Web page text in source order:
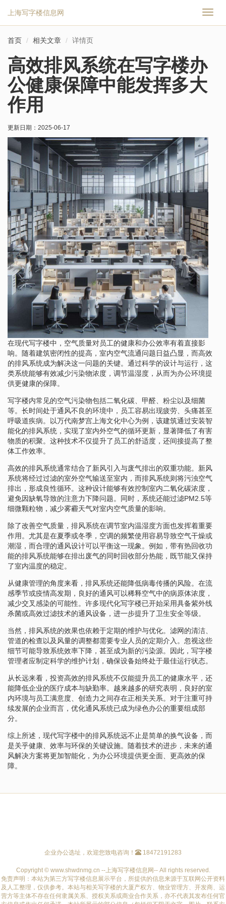
切
上海写字楼信息网
首页 相关文章 详情页
高效排风系统在写字楼办
公健康保障中能发挥多大
作用
更新日期： 2025-06-17
在现代写字楼中，空气质量对员工的健康和办公效率有着直接影
响。随着建筑密闭性的提高，室内空气流通问题日益凸显，而高效
的排风系统成为解决这一问题的关键。通过科学的设计与运行，这
类系统能够有效减少污染物浓度，调节温湿度，从而为办公环境提
供更健康的保障。
写字楼内常见的空气污染物包括二氧化碳、甲醛、粉尘以及细菌
等。长时间处于通风不良的环境中，员工容易出现疲劳、头痛甚至
呼吸道疾病。以万代南梦宫上海文化中心为例，该建筑通过安装智
能化的排风系统，实现了室内外空气的循环更新，显著降低了有害
物质的积聚。这种技术不仅提升了员工的舒适度，还间接提高了整
体工作效率。
高效的排风系统通常结合了新风引入与废气排出的双重功能。新风
系统将经过过滤的室外空气输送至室内，而排风系统则将污浊空气
排出，形成良性循环。这种设计能够有效控制室内二氧化碳浓度，
避免因缺氧导致的注意力下降问题。同时，系统还能过滤PM2.5等
细微颗粒物，减少雾霾天气对室内空气质量的影响。
除了改善空气质量，排风系统在调节室内温湿度方面也发挥着重要
作用。尤其是在夏季或冬季，空调的频繁使用容易导致空气干燥或
潮湿，而合理的通风设计可以平衡这一现象。例如，带有热回收功
能的排风系统能够在排出废气的同时回收部分热能，既节能又保持
了室内温度的稳定。
从健康管理的角度来看，排风系统还能降低病毒传播的风险。在流
感季节或疫情高发期，良好的通风可以稀释空气中的病原体浓度，
减少交叉感染的可能性。许多现代化写字楼已开始采用具备紫外线
杀菌或高效过滤技术的通风设备，进一步提升了卫生安全等级。
当然，排风系统的效果也依赖于定期的维护与优化。滤网的清洁、
管道的检查以及风量的调整都需要专业人员的定期介入。忽视这些
细节可能导致系统效率下降，甚至成为新的污染源。因此，写字楼
管理者应制定科学的维护计划，确保设备始终处于最佳运行状态。
从长远来看，投资高效的排风系统不仅能提升员工的健康水平，还
能降低企业的医疗成本与缺勤率。越来越多的研究表明，良好的室
内环境与员工满意度、创造力之间存在正相关关系。对于注重可持
续发展的企业而言，优化通风系统已成为绿色办公的重要组成部
分。
综上所述，现代写字楼中的排风系统远不止是简单的换气设备，而
是关乎健康、效率与环保的关键设施。随着技术的进步，未来的通
风解决方案将更加智能化，为办公环境提供更全面、更高效的保
障。
企业办公选址，欢迎您致电咨询！ 18472191283
Copyright © www.shwdnmg.cn --上海写字楼信息网-- All rights reserved.
免责声明：本站为第三方写字楼信息展示平台，所提供的信息来源于互联网公开资料
及人工整理，仅供参考。本站与相关写字楼的大厦产权方、物业管理方、开发商、运
营方等主体不存在任何隶属关系、授权关系或商业合作关系，亦不代表其发布任何官